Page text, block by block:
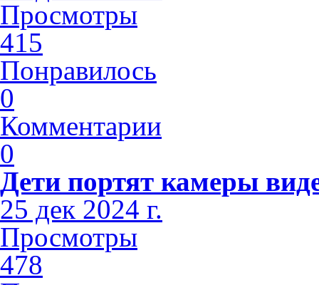
Просмотры
415
Понравилось
0
Комментарии
0
Дети портят камеры
25 дек 2024 г.
Просмотры
478